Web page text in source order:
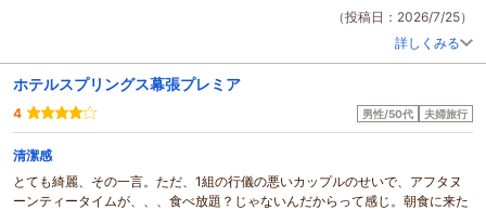
（投稿日：2026/7/25）
詳しくみる
ホテルスプリングス幕張プレミア
4 男性/50代 夫婦旅行
清潔感
とても綺麗、その一言。ただ、1組の行儀の悪いカップルのせいで、アフタヌ
ーンティータイムが、、、食べ放題？じゃないんだからって感じ。朝食に来た